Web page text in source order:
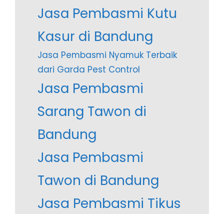
Jasa Pembasmi Kutu
Kasur di Bandung
Jasa Pembasmi Nyamuk Terbaik
dari Garda Pest Control
Jasa Pembasmi
Sarang Tawon di
Bandung
Jasa Pembasmi
Tawon di Bandung
Jasa Pembasmi Tikus